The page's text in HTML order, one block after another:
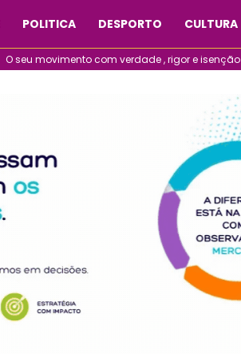
POLITICA DESPORTO CULTURA
O seu movimento com verdade , rigor e isenção